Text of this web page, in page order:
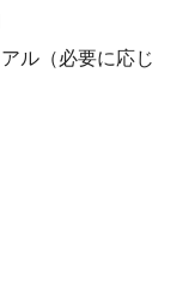
ル（必要に応じ